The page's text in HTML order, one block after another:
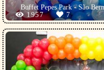
Buffet Pepes Park - São
1957
7